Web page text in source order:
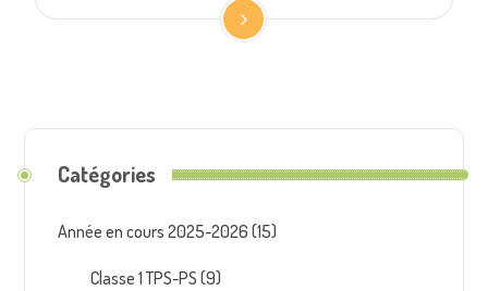
Catégories
Année en cours 2025-2026 (15)
Classe 1 TPS-PS (9)